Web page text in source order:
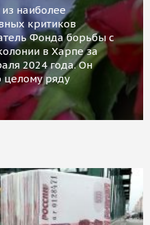
наиболее
критиков
Фонда борьбы с
в Харпе за
2024 года. Он
целому ряду